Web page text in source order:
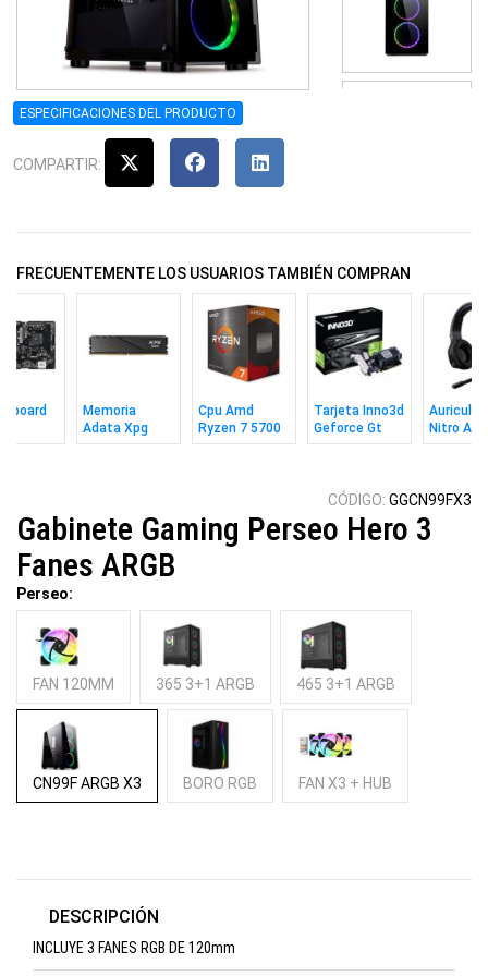
ESPECIFICACIONES DEL PRODUCTO
COMPARTIR:
FRECUENTEMENTE LOS USUARIOS TAMBIÉN COMPRAN
hdv
Memoria
Adata Xpg
Lancer Bl Ddr5
Cpu Amd
Ryzen 7 5700
Am4
Tarjeta Inno3d
Geforce Gt
730 Heatsink
Auricular
Nitro
CÓDIGO: GGCN99FX3
Gabinete Gaming Perseo Hero 3
Fanes ARGB
Perseo:
FAN 120MM 365 3+1 ARGB 465 3+1 ARGB
CN99F ARGB X3 BORO RGB FAN X3 + HUB
DESCRIPCIÓN
INCLUYE 3 FANES RGB DE 120mm